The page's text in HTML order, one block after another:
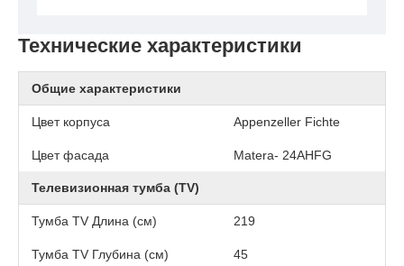
Технические характеристики
Общие характеристики
Цвет корпуса Appenzeller Fichte
Цвет фасада Matera- 24AHFG
Телевизионная тумба (TV)
Тумба TV Длина (см) 219
Тумба TV Глубина (см) 45